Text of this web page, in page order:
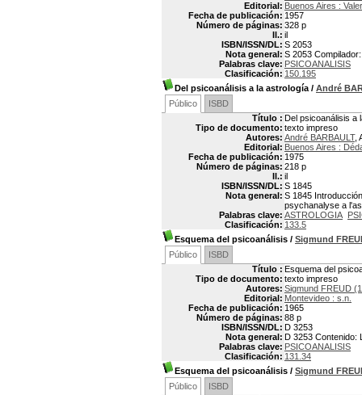
Editorial: Buenos Aires :
Fecha de publicación: 1957
Número de páginas: 328 p
Il.: il
ISBN/ISSN/DL: S 2053
Nota general: S 2053
Palabras clave: PSICOANALISIS
Clasificación: 150.195
Del psicoanálisis a la astrología / André
Público
ISBD
Título : Del psicoanálisis a
Tipo de documento: texto impreso
Autores: André BARBAULT,
Editorial: Buenos Aires :
Fecha de publicación: 1975
Número de páginas: 218 p
Il.: il
ISBN/ISSN/DL: S 1845
Nota general: S 1845
psychanalyse a
Palabras clave: ASTROLOGIA
Clasificación: 133.5
Esquema del psicoanálisis / Sigmund
Público
ISBD
Título : Esquema del
Tipo de documento: texto impreso
Autores: Sigmund FREUD
Editorial: Montevideo : s.n.
Fecha de publicación: 1965
Número de páginas: 88 p
ISBN/ISSN/DL: D 3253
Nota general: D 3253 Contenido:
Palabras clave: PSICOANALISIS
Clasificación: 131.34
Esquema del psicoanálisis / Sigmund
Público
ISBD